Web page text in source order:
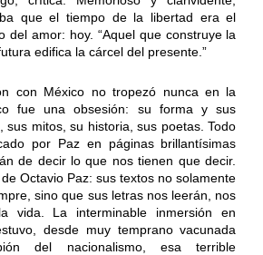
que el tiempo de la libertad era el
del amor: hoy. “Aquel que construye la
edifica la cárcel del presente.”
con México no tropezó nunca en la
fue una obsesión: su forma y sus
sus mitos, su historia, sus poetas. Todo
por Paz en páginas brillantísimas
de decir lo que nos tienen que decir.
Octavio Paz: sus textos no solamente
sino que sus letras nos leerán, nos
vida. La interminable inmersión en
desde muy temprano vacunada
del nacionalismo, esa terrible